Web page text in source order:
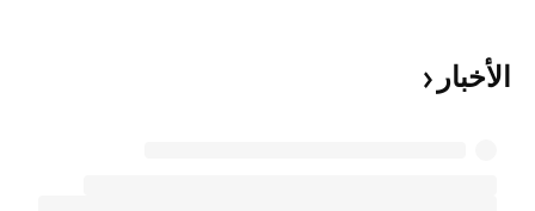
الأخبار